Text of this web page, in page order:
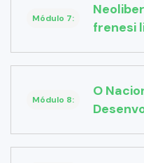
Módulo 7:
frenesi
Módulo 8:
O